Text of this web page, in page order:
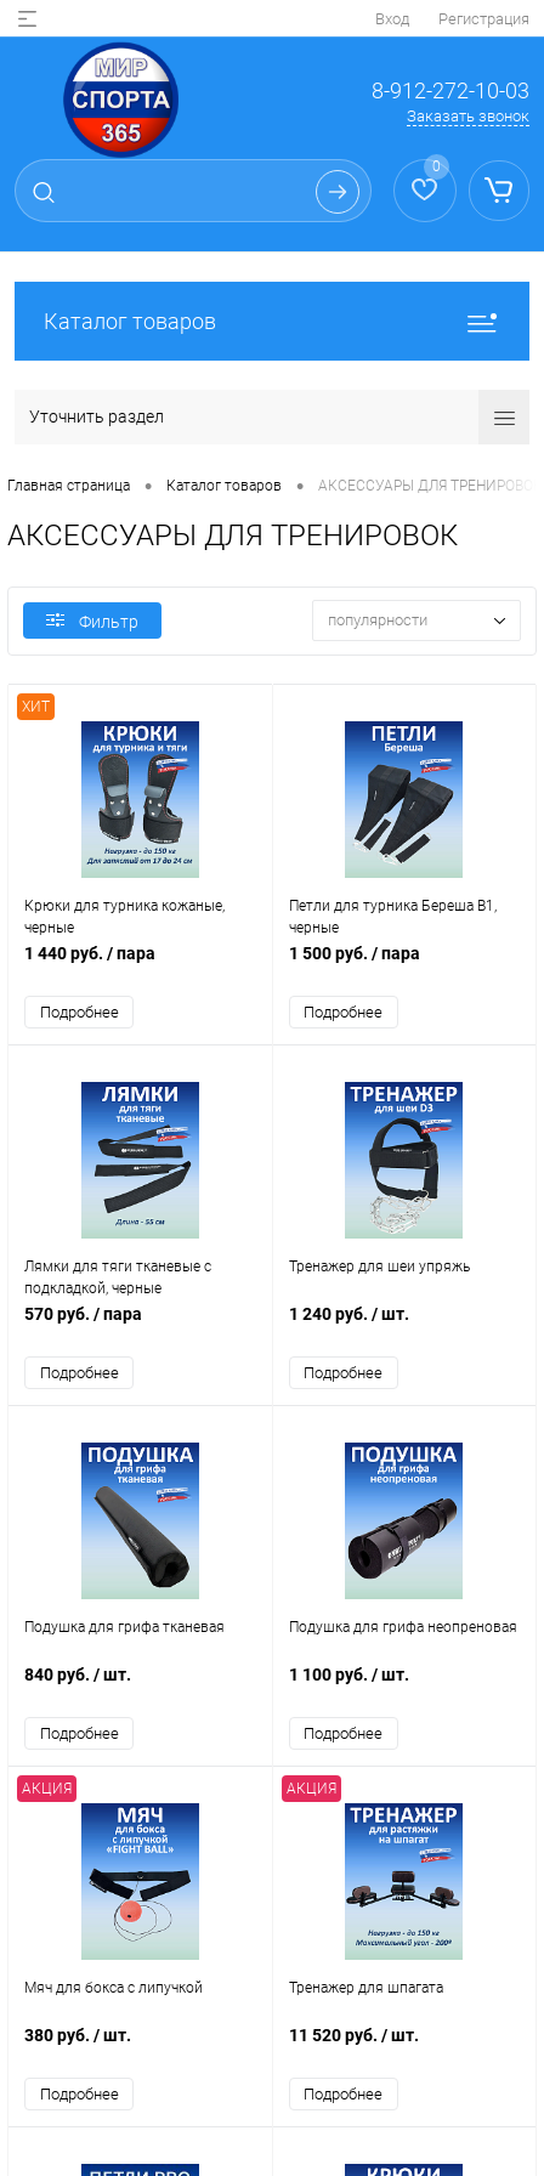
Вход Регистрация
8-912-272-10-03
Заказать звонок
0
Каталог товаров
Уточнить раздел
Главная страница • Каталог товаров • АКСЕССУАРЫ ДЛЯ ТРЕНИРОВОК
АКСЕССУАРЫ ДЛЯ ТРЕНИРОВОК
Фильтр популярности
ХИТ
Крюки для турника кожаные,
черные
1 440 руб. / пара
Подробнее
Петли для турника Береша B1,
черные
1 500 руб. / пара
Подробнее
Лямки для тяги тканевые с
подкладкой, черные
570 руб. / пара
Подробнее
Тренажер для шеи упряжь
1 240 руб. / шт.
Подробнее
Подушка для грифа тканевая
840 руб. / шт.
Подробнее
Подушка для грифа неопреновая
1 100 руб. / шт.
Подробнее
АКЦИЯ
Мяч для бокса с липучкой
380 руб. / шт.
Подробнее
АКЦИЯ
Тренажер для шпагата
11 520 руб. / шт.
Подробнее